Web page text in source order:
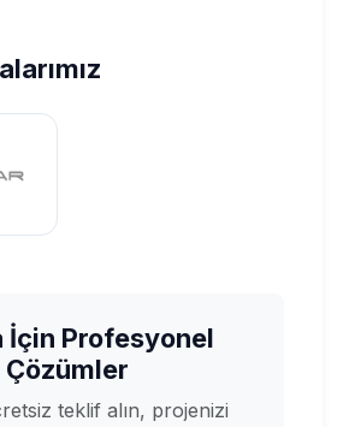
İçin Profesyonel
Çözümler
teklif alın, projenizi